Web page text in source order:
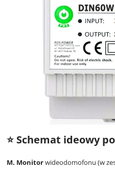
⭐ Schemat ideowy
M. Monitorwideodomofonu (w